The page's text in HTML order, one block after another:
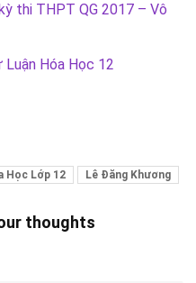
thi THPT QG 2017 – Vô
Hóa Học 12
Học Lớp 12 Lê Đăng Khương
thoughts